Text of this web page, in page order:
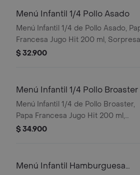
Menú Infantil 1/4 Pollo Asado
Menú Infantil 1/4 de Pollo Asado,
Francesa Jugo Hit 200 ml, Sorpresa
$ 32.900
Menú Infantil 1/4 Pollo Broaster
Menú Infantil 1/4 de Pollo Broaster,
Papa Francesa Jugo Hit 200 ml,
Sorpresa
$ 34.900
Menú Infantil Hamburguesa